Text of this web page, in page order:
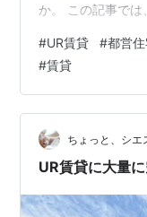
か。 この記事では
のかを丁寧に解説
いをわかりやすく
UR賃貸と都営住
比較表 UR賃貸と
デメリット 都営
営住宅…
#UR賃貸 #都営
#賃貸
ちょっと、シエ
UR賃貸に大量